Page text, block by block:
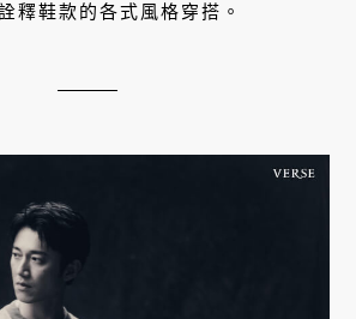
釋鞋款的各式風格穿搭。